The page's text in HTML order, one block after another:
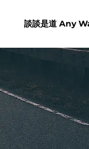
談談是道 Any